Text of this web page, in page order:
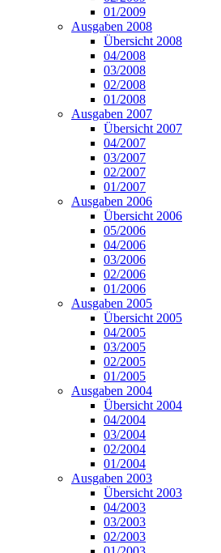
01/2009
Ausgaben 2008
Übersicht 2008
04/2008
03/2008
02/2008
01/2008
Ausgaben 2007
Übersicht 2007
04/2007
03/2007
02/2007
01/2007
Ausgaben 2006
Übersicht 2006
05/2006
04/2006
03/2006
02/2006
01/2006
Ausgaben 2005
Übersicht 2005
04/2005
03/2005
02/2005
01/2005
Ausgaben 2004
Übersicht 2004
04/2004
03/2004
02/2004
01/2004
Ausgaben 2003
Übersicht 2003
04/2003
03/2003
02/2003